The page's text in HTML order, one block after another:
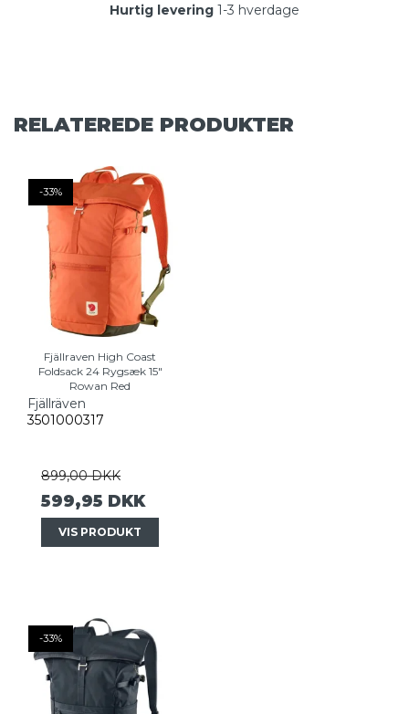
Hurtig levering 1-3 hverdage
RELATEREDE PRODUKTER
-33%
Fjällraven High Coast
Foldsack 24 Rygsæk 15"
Rowan Red
Fjällräven
3501000317
899,00 DKK
599,95 DKK
VIS PRODUKT
-33%